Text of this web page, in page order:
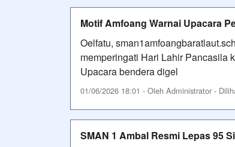
Motif Amfoang Warnai Upacara
Oelfatu,
memperingati Hari Lahir Pancasila
Upacara bendera digel
01/06/2026 18:01 - Oleh Administrator -
SMAN 1 Ambal Resmi Lepas 95